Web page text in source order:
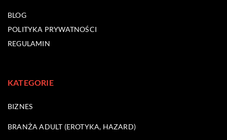
BLOG
POLITYKA PRYWATNOŚCI
REGULAMIN
KATEGORIE
BIZNES
BRANŻA ADULT (EROTYKA, HAZARD)